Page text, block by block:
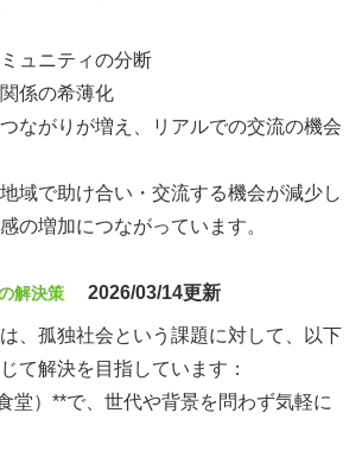
ュニティの分断
係の希薄化
ながりが増え、リアルでの交流の機会
域で助け合い・交流する機会が減少し
の増加につながっています。
解決策 2026/03/14更新
、孤独社会という課題に対して、以下
て解決を目指しています：
堂）**で、世代や背景を問わず気軽に